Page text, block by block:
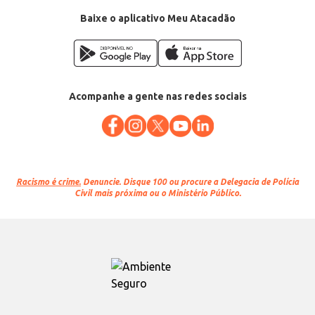
Baixe o aplicativo Meu Atacadão
Acompanhe a gente nas redes sociais
Racismo é crime. Denuncie. Disque 100 ou procure a Delegacia de Polícia
Civil mais próxima ou o Ministério Público.